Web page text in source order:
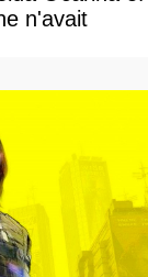
n'avait